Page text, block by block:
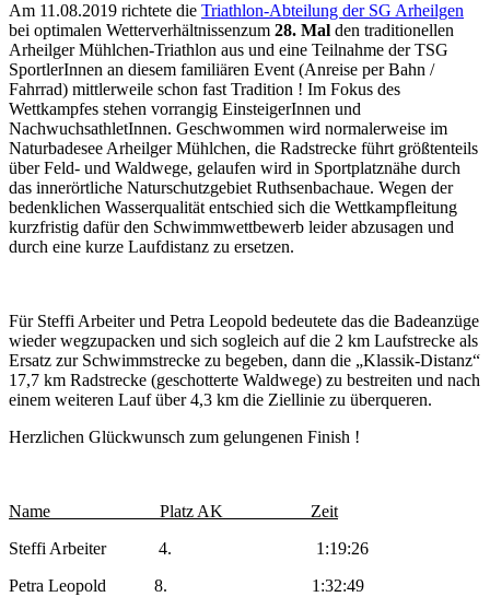
Am 11.08.2019 richtete die Triathlon-Abteilung der SG Arheilgen
bei optimalen Wetterverhältnissenzum 28. Mal den traditionellen
Arheilger Mühlchen-Triathlon aus und eine Teilnahme der TSG
SportlerInnen an diesem familiären Event (Anreise per Bahn /
Fahrrad) mittlerweile schon fast Tradition ! Im Fokus des
Wettkampfes stehen vorrangig EinsteigerInnen und
NachwuchsathletInnen. Geschwommen wird normalerweise im
Naturbadesee Arheilger Mühlchen, die Radstrecke führt größtenteils
über Feld- und Waldwege, gelaufen wird in Sportplatznähe durch
das innerörtliche Naturschutzgebiet Ruthsenbachaue. Wegen der
bedenklichen Wasserqualität entschied sich die Wettkampfleitung
kurzfristig dafür den Schwimmwettbewerb leider abzusagen und
durch eine kurze Laufdistanz zu ersetzen.
Für Steffi Arbeiter und Petra Leopold bedeutete das die Badeanzüge
wieder wegzupacken und sich sogleich auf die 2 km Laufstrecke als
Ersatz zur Schwimmstrecke zu begeben, dann die „Klassik-Distanz“
17,7 km Radstrecke (geschotterte Waldwege) zu bestreiten und nach
einem weiteren Lauf über 4,3 km die Ziellinie zu überqueren.
Herzlichen Glückwunsch zum gelungenen Finish !
Name Platz AK Zeit
Steffi Arbeiter 4. 1:19:26
Petra Leopold 8. 1:32:49